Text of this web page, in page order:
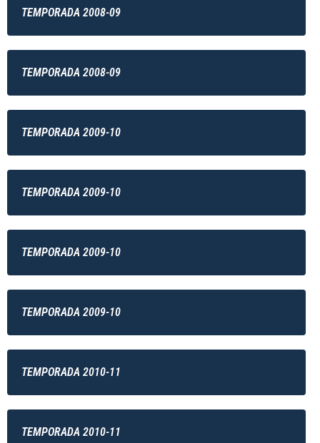
TEMPORADA 2008-09
TEMPORADA 2008-09
TEMPORADA 2009-10
TEMPORADA 2009-10
TEMPORADA 2009-10
TEMPORADA 2009-10
TEMPORADA 2010-11
TEMPORADA 2010-11